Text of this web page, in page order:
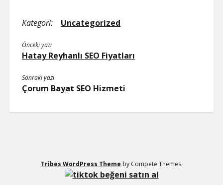
Kategori: Uncategorized
Önceki yazı
Hatay Reyhanlı SEO Fiyatları
Sonraki yazı
Çorum Bayat SEO Hizmeti
Tribes WordPress Theme by Compete Themes.